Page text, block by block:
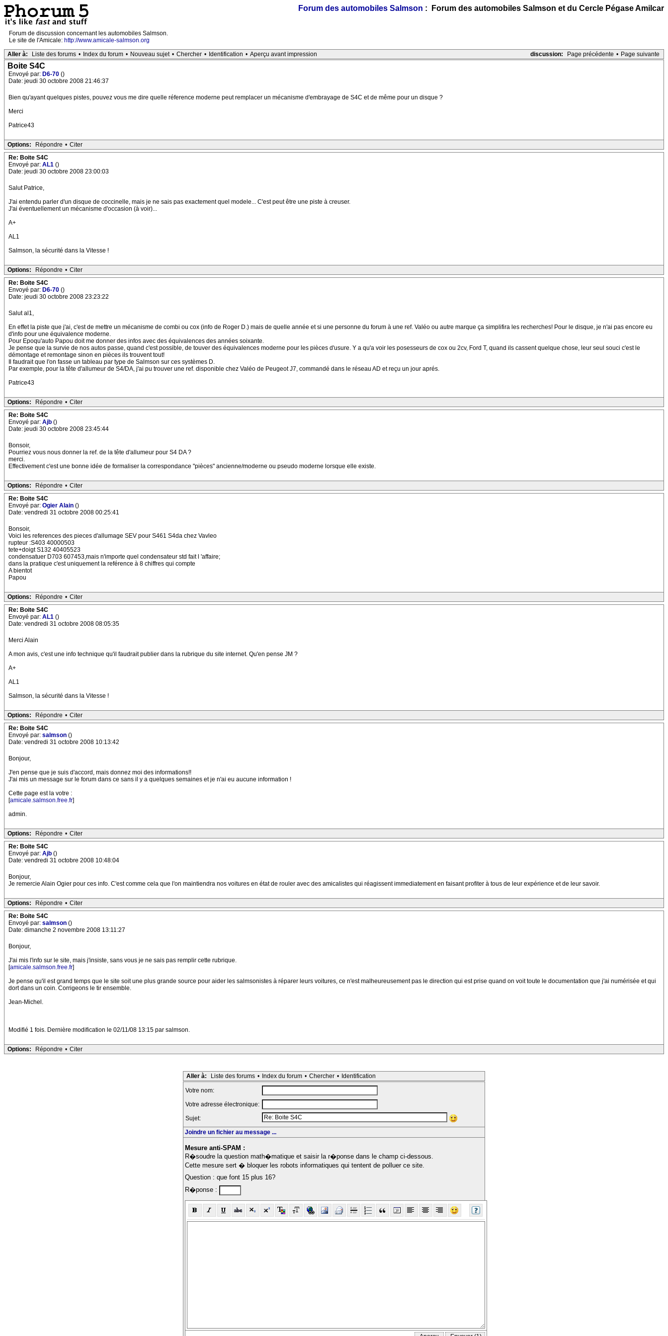
Forum des automobiles Salmson : Forum des automobiles Salmson et du Cercle Pégase Amilcar
Forum de discussion concernant les automobiles Salmson.
Le site de l'Amicale: http://www.amicale-salmson.org
discussion:
Page précédente • Page suivante
Aller à: Liste des forums • Index du forum • Nouveau sujet • Chercher • Identification • Aperçu avant impression
Boite S4C
Envoyé par: D6-70 ()
Date: jeudi 30 octobre 2008 21:46:37
Bien qu'ayant quelques pistes, pouvez vous me dire quelle réference moderne peut remplacer un mécanisme d'embrayage de S4C et de même pour un disque ?
Merci
Patrice43
Options: Répondre • Citer
Re: Boite S4C
Envoyé par: AL1 ()
Date: jeudi 30 octobre 2008 23:00:03
Salut Patrice,
J'ai entendu parler d'un disque de coccinelle, mais je ne sais pas exactement quel modele... C'est peut être une piste à creuser.
J'ai éventuellement un mécanisme d'occasion (à voir)...
A+
AL1
Salmson, la sécurité dans la Vitesse !
Options: Répondre • Citer
Re: Boite S4C
Envoyé par: D6-70 ()
Date: jeudi 30 octobre 2008 23:23:22
Salut al1,
En effet la piste que j'ai, c'est de mettre un mécanisme de combi ou cox (info de Roger D.) mais de quelle année et si une personne du forum à une ref. Valéo ou autre marque ça simplifira les recherches! Pour le disque, je n'ai pas encore eu
d'info pour une équivalence moderne.
Pour Epoqu'auto Papou doit me donner des infos avec des équivalences des années soixante.
Je pense que la survie de nos autos passe, quand c'est possible, de touver des équivalences moderne pour les pièces d'usure. Y a qu'a voir les posesseurs de cox ou 2cv, Ford T, quand ils cassent quelque chose, leur seul souci c'est le
démontage et remontage sinon en pièces ils trouvent tout!
Il faudrait que l'on fasse un tableau par type de Salmson sur ces systèmes D.
Par exemple, pour la tête d'allumeur de S4/DA, j'ai pu trouver une ref. disponible chez Valéo de Peugeot J7, commandé dans le réseau AD et reçu un jour aprés.
Patrice43
Options: Répondre • Citer
Re: Boite S4C
Envoyé par: Ajb ()
Date: jeudi 30 octobre 2008 23:45:44
Bonsoir,
Pourriez vous nous donner la ref. de la tête d'allumeur pour S4 DA ?
merci.
Effectivement c'est une bonne idée de formaliser la correspondance "pièces" ancienne/moderne ou pseudo moderne lorsque elle existe.
Options: Répondre • Citer
Re: Boite S4C
Envoyé par: Ogier Alain ()
Date: vendredi 31 octobre 2008 00:25:41
Bonsoir,
Voici les references des pieces d'allumage SEV pour S461 S4da chez Vavleo
rupteur :S403 40000503
tete+doigt S132 40405523
condensatuer D703 607453,mais n'importe quel condensateur std fait l 'affaire;
dans la pratique c'est uniquement la reférence à 8 chiffres qui compte
A bientot
Papou
Options: Répondre • Citer
Re: Boite S4C
Envoyé par: AL1 ()
Date: vendredi 31 octobre 2008 08:05:35
Merci Alain
A mon avis, c'est une info technique qu'il faudrait publier dans la rubrique du site internet. Qu'en pense JM ?
A+
AL1
Salmson, la sécurité dans la Vitesse !
Options: Répondre • Citer
Re: Boite S4C
Envoyé par: salmson ()
Date: vendredi 31 octobre 2008 10:13:42
Bonjour,
J'en pense que je suis d'accord, mais donnez moi des informations!!
J'ai mis un message sur le forum dans ce sans il y a quelques semaines et je n'ai eu aucune information !
Cette page est la votre :
[amicale.salmson.free.fr]
admin.
Options: Répondre • Citer
Re: Boite S4C
Envoyé par: Ajb ()
Date: vendredi 31 octobre 2008 10:48:04
Bonjour,
Je remercie Alain Ogier pour ces info. C'est comme cela que l'on maintiendra nos voitures en état de rouler avec des amicalistes qui réagissent immediatement en faisant profiter à tous de leur expérience et de leur savoir.
Options: Répondre • Citer
Re: Boite S4C
Envoyé par: salmson ()
Date: dimanche 2 novembre 2008 13:11:27
Bonjour,
J'ai mis l'info sur le site, mais j'insiste, sans vous je ne sais pas remplir cette rubrique.
[amicale.salmson.free.fr]
Je pense qu'il est grand temps que le site soit une plus grande source pour aider les salmsonistes à réparer leurs voitures, ce n'est malheureusement pas le direction qui est prise quand on voit toute le documentation que j'ai numérisée et qui
dort dans un coin. Corrigeons le tir ensemble.
Jean-Michel.
Modifié 1 fois. Dernière modification le 02/11/08 13:15 par salmson.
Options: Répondre • Citer
Aller à: Liste des forums • Index du forum • Chercher • Identification
Votre nom:
Votre adresse électronique:
Sujet:
Joindre un fichier au message ...
Mesure anti-SPAM :
R�soudre la question math�matique et saisir la r�ponse dans le champ ci-dessous.
Cette mesure sert � bloquer les robots informatiques qui tentent de polluer ce site.
Question : que font 15 plus 16?
R�ponse :